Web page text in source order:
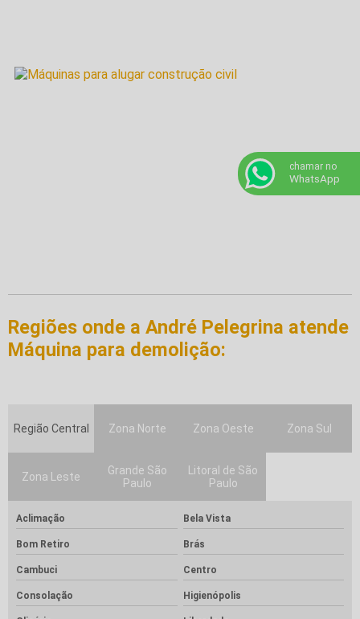
Regiões onde a André Pelegrina atende
Máquina para demolição:
Região Central Zona Norte Zona Oeste Zona Sul
Zona Leste
Grande São
Paulo
Litoral de São
Paulo
Aclimação Bela Vista
Bom Retiro Brás
Cambuci Centro
Consolação Higienópolis
chamar no
WhatsApp